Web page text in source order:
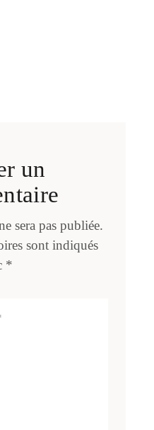
un
sera pas publiée.
sont indiqués
*